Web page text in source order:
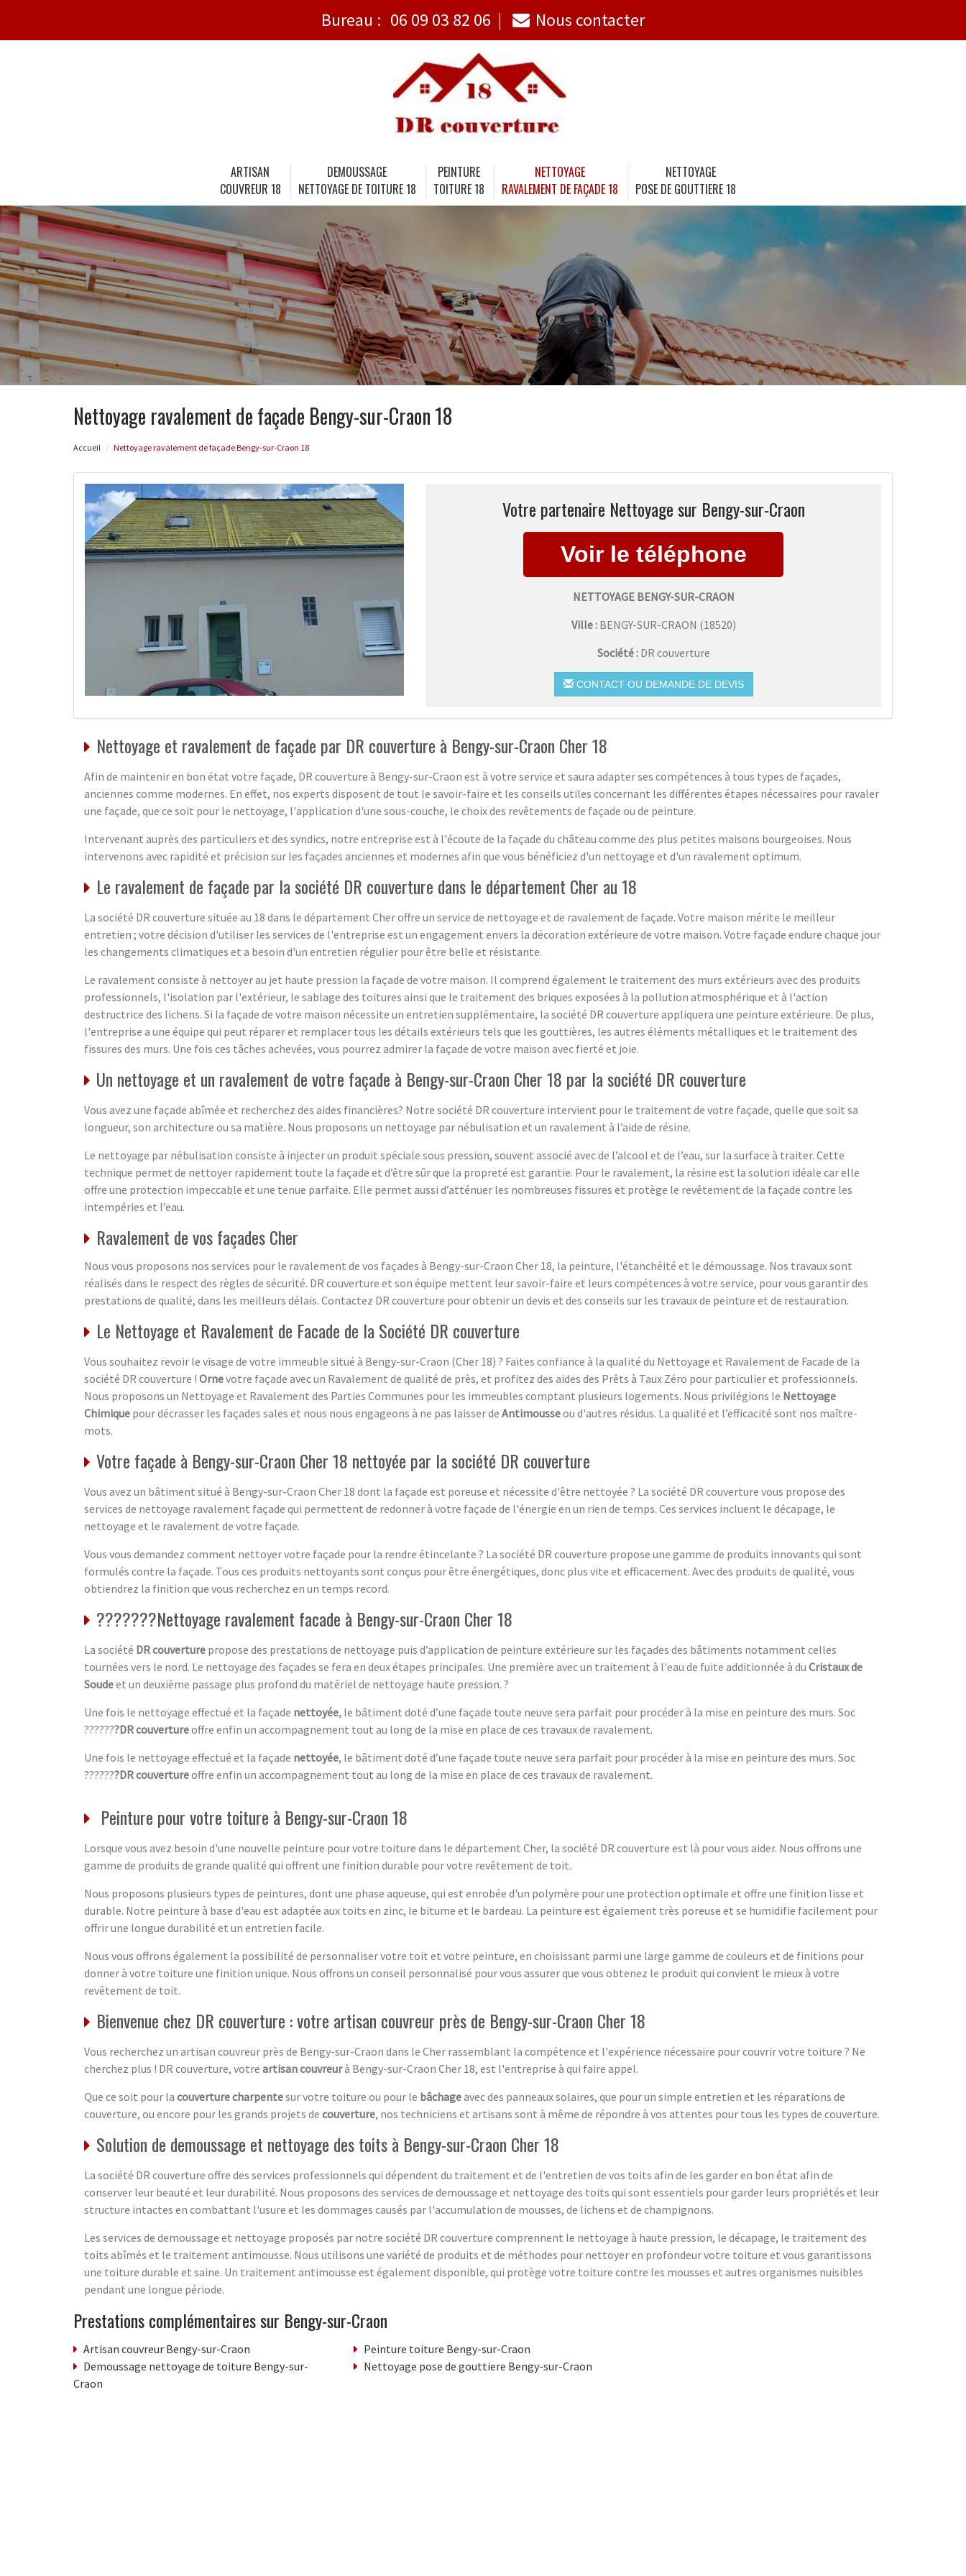
Bureau : 06 09 03 82 06 Nous contacter
ARTISAN
COUVREUR 18
DEMOUSSAGE
NETTOYAGE DE TOITURE 18
PEINTURE
TOITURE 18
NETTOYAGE
RAVALEMENT DE FAÇADE 18
NETTOYAGE
POSE DE GOUTTIERE 18
Nettoyage ravalement de façade Bengy-sur-Craon 18
Accueil Nettoyage ravalement de façade Bengy-sur-Craon 18
Votre partenaire Nettoyage sur Bengy-sur-Craon
NETTOYAGE BENGY-SUR-CRAON
Ville : BENGY-SUR-CRAON (18520)
Société : DR couverture
CONTACT OU DEMANDE DE DEVIS
Nettoyage et ravalement de façade par DR couverture à Bengy-sur-Craon Cher 18
Afin de maintenir en bon état votre façade, DR couverture à Bengy-sur-Craon est à votre service et saura adapter ses compétences à tous types de façades,
anciennes comme modernes. En effet, nos experts disposent de tout le savoir-faire et les conseils utiles concernant les différentes étapes nécessaires pour ravaler
une façade, que ce soit pour le nettoyage, l'application d'une sous-couche, le choix des revêtements de façade ou de peinture.
Intervenant auprès des particuliers et des syndics, notre entreprise est à l'écoute de la façade du château comme des plus petites maisons bourgeoises. Nous
intervenons avec rapidité et précision sur les façades anciennes et modernes afin que vous bénéficiez d'un nettoyage et d'un ravalement optimum.
Le ravalement de façade par la société DR couverture dans le département Cher au 18
La société DR couverture située au 18 dans le département Cher offre un service de nettoyage et de ravalement de façade. Votre maison mérite le meilleur
entretien ; votre décision d'utiliser les services de l'entreprise est un engagement envers la décoration extérieure de votre maison. Votre façade endure chaque jour
les changements climatiques et a besoin d'un entretien régulier pour être belle et résistante.
Le ravalement consiste à nettoyer au jet haute pression la façade de votre maison. Il comprend également le traitement des murs extérieurs avec des produits
professionnels, l'isolation par l'extérieur, le sablage des toitures ainsi que le traitement des briques exposées à la pollution atmosphérique et à l'action
destructrice des lichens. Si la façade de votre maison nécessite un entretien supplémentaire, la société DR couverture appliquera une peinture extérieure. De plus,
l'entreprise a une équipe qui peut réparer et remplacer tous les détails extérieurs tels que les gouttières, les autres éléments métalliques et le traitement des
fissures des murs. Une fois ces tâches achevées, vous pourrez admirer la façade de votre maison avec fierté et joie.
Un nettoyage et un ravalement de votre façade à Bengy-sur-Craon Cher 18 par la société DR couverture
Vous avez une façade abîmée et recherchez des aides financières? Notre société DR couverture intervient pour le traitement de votre façade, quelle que soit sa
longueur, son architecture ou sa matière. Nous proposons un nettoyage par nébulisation et un ravalement à l’aide de résine.
Le nettoyage par nébulisation consiste à injecter un produit spéciale sous pression, souvent associé avec de l’alcool et de l’eau, sur la surface à traiter. Cette
technique permet de nettoyer rapidement toute la façade et d’être sûr que la propreté est garantie. Pour le ravalement, la résine est la solution idéale car elle
offre une protection impeccable et une tenue parfaite. Elle permet aussi d’atténuer les nombreuses fissures et protège le revêtement de la façade contre les
intempéries et l’eau.
Ravalement de vos façades Cher
Nous vous proposons nos services pour le ravalement de vos façades à Bengy-sur-Craon Cher 18, la peinture, l'étanchéité et le démoussage. Nos travaux sont
réalisés dans le respect des règles de sécurité. DR couverture et son équipe mettent leur savoir-faire et leurs compétences à votre service, pour vous garantir des
prestations de qualité, dans les meilleurs délais. Contactez DR couverture pour obtenir un devis et des conseils sur les travaux de peinture et de restauration.
Le Nettoyage et Ravalement de Facade de la Société DR couverture
Vous souhaitez revoir le visage de votre immeuble situé à Bengy-sur-Craon (Cher 18) ? Faites confiance à la qualité du Nettoyage et Ravalement de Facade de la
société DR couverture ! Ornevotre façade avec un Ravalement de qualité de près, et profitez des aides des Prêts à Taux Zéro pour particulier et professionnels.
Nous proposons un Nettoyage et Ravalement des Parties Communes pour les immeubles comptant plusieurs logements. Nous privilégions le Nettoyage
Chimique pour décrasser les façades sales et nous nous engageons à ne pas laisser de Antimousseou d'autres résidus. La qualité et l’efficacité sont nos maître-
mots.
Votre façade à Bengy-sur-Craon Cher 18 nettoyée par la société DR couverture
Vous avez un bâtiment situé à Bengy-sur-Craon Cher 18 dont la façade est poreuse et nécessite d'être nettoyée ? La société DR couverture vous propose des
services de nettoyage ravalement façade qui permettent de redonner à votre façade de l'énergie en un rien de temps. Ces services incluent le décapage, le
nettoyage et le ravalement de votre façade.
Vous vous demandez comment nettoyer votre façade pour la rendre étincelante ? La société DR couverture propose une gamme de produits innovants qui sont
formulés contre la façade. Tous ces produits nettoyants sont conçus pour être énergétiques, donc plus vite et efficacement. Avec des produits de qualité, vous
obtiendrez la finition que vous recherchez en un temps record.
???????Nettoyage ravalement facade à Bengy-sur-Craon Cher 18
La société DR couverture propose des prestations de nettoyage puis d’application de peinture extérieure sur les façades des bâtiments notamment celles
tournées vers le nord. Le nettoyage des façades se fera en deux étapes principales. Une première avec un traitement à l'eau de fuite additionnée à du Cristaux de
Soudeet un deuxième passage plus profond du matériel de nettoyage haute pression. ?
Une fois le nettoyage effectué et la façade nettoyée, le bâtiment doté d’une façade toute neuve sera parfait pour procéder à la mise en peinture des murs. Soc
???????DR couvertureoffre enfin un accompagnement tout au long de la mise en place de ces travaux de ravalement.
Une fois le nettoyage effectué et la façade nettoyée, le bâtiment doté d’une façade toute neuve sera parfait pour procéder à la mise en peinture des murs. Soc
???????DR couvertureoffre enfin un accompagnement tout au long de la mise en place de ces travaux de ravalement.
Peinture pour votre toiture à Bengy-sur-Craon 18
Lorsque vous avez besoin d'une nouvelle peinture pour votre toiture dans le département Cher, la société DR couverture est là pour vous aider. Nous offrons une
gamme de produits de grande qualité qui offrent une finition durable pour votre revêtement de toit.
Nous proposons plusieurs types de peintures, dont une phase aqueuse, qui est enrobée d'un polymère pour une protection optimale et offre une finition lisse et
durable. Notre peinture à base d'eau est adaptée aux toits en zinc, le bitume et le bardeau. La peinture est également très poreuse et se humidifie facilement pour
offrir une longue durabilité et un entretien facile.
Nous vous offrons également la possibilité de personnaliser votre toit et votre peinture, en choisissant parmi une large gamme de couleurs et de finitions pour
donner à votre toiture une finition unique. Nous offrons un conseil personnalisé pour vous assurer que vous obtenez le produit qui convient le mieux à votre
revêtement de toit.
Bienvenue chez DR couverture : votre artisan couvreur près de Bengy-sur-Craon Cher 18
Vous recherchez un artisan couvreur près de Bengy-sur-Craon dans le Cher rassemblant la compétence et l'expérience nécessaire pour couvrir votre toiture ? Ne
cherchez plus ! DR couverture, votre artisan couvreurà Bengy-sur-Craon Cher 18, est l'entreprise à qui faire appel.
Que ce soit pour la couverture charpentesur votre toiture ou pour le bâchageavec des panneaux solaires, que pour un simple entretien et les réparations de
couverture, ou encore pour les grands projets de couverture, nos techniciens et artisans sont à même de répondre à vos attentes pour tous les types de couverture.
Solution de demoussage et nettoyage des toits à Bengy-sur-Craon Cher 18
La société DR couverture offre des services professionnels qui dépendent du traitement et de l'entretien de vos toits afin de les garder en bon état afin de
conserver leur beauté et leur durabilité. Nous proposons des services de demoussage et nettoyage des toits qui sont essentiels pour garder leurs propriétés et leur
structure intactes en combattant l'usure et les dommages causés par l'accumulation de mousses, de lichens et de champignons.
Les services de demoussage et nettoyage proposés par notre société DR couverture comprennent le nettoyage à haute pression, le décapage, le traitement des
toits abîmés et le traitement antimousse. Nous utilisons une variété de produits et de méthodes pour nettoyer en profondeur votre toiture et vous garantissons
une toiture durable et saine. Un traitement antimousse est également disponible, qui protège votre toiture contre les mousses et autres organismes nuisibles
pendant une longue période.
Prestations complémentaires sur Bengy-sur-Craon
Artisan couvreur Bengy-sur-Craon
Demoussage nettoyage de toiture Bengy-sur-
Craon
Peinture toiture Bengy-sur-Craon
Nettoyage pose de gouttiere Bengy-sur-Craon